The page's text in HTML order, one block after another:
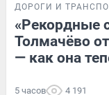
ДОРОГИ И
«Рекордные
Толмачёво
— как она
5 часов 4 191